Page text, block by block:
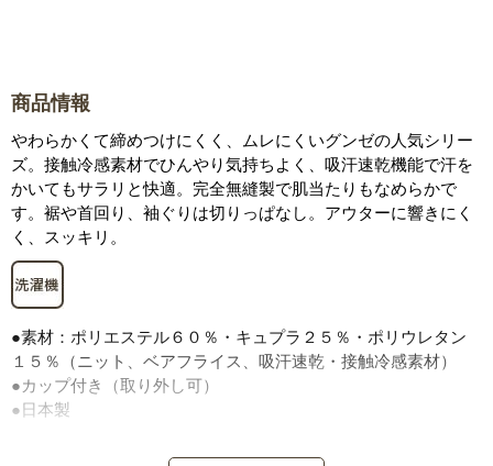
商品情報
やわらかくて締めつけにくく、ムレにくいグンゼの人気シリー
ズ。接触冷感素材でひんやり気持ちよく、吸汗速乾機能で汗を
かいてもサラリと快適。完全無縫製で肌当たりもなめらかで
す。裾や首回り、袖ぐりは切りっぱなし。アウターに響きにく
く、スッキリ。
●素材：ポリエステル６０％・キュプラ２５％・ポリウレタン
１５％（ニット、ベアフライス、吸汗速乾・接触冷感素材）
●カップ付き（取り外し可）
●日本製